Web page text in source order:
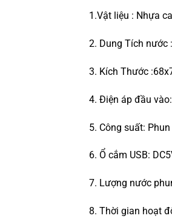
1.Vật liệu : Nhựa
2. Dung Tích nước
3. Kích Thước
4. Điện áp đầu
5. Công suất:
6. Ổ cắm USB:
7. Lượng nước
8. Thời gian hoạt